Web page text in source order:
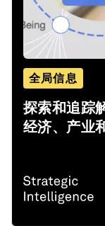
全局信息
探索和追踪
经济、产业